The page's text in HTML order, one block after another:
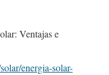
Ventajas e
energia-solar-